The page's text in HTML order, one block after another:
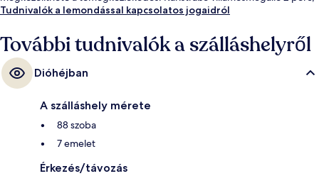
Hauptbahnhof Nord villamosmegálló pedig 2 perc séta.
Tudnivalók a lemondással kapcsolatos jogaidról
További tudnivalók a szálláshelyről
Dióhéjban
A szálláshely mérete
88 szoba
7 emelet
Érkezés/távozás